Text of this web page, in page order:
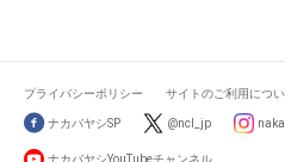
プライバシーポリシー サイトのご利用につ
ナカバヤシSP @ncl_jp
ナカバヤシYouTubeチャンネル